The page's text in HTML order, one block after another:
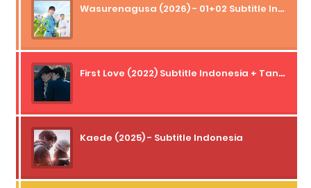
Wasurenagusa (2026) - 01+02 Subtitle Indonesia
First Love (2022) Subtitle Indonesia + Tanpa Iklan + Streaming + 1080p
Kaede (2025) - Subtitle Indonesia